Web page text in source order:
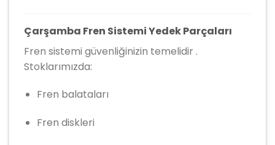
Çarşamba Fren Sistemi Yedek Parçaları
Fren sistemi güvenliğinizin temelidir .
Stoklarımızda:
Fren balataları
Fren diskleri